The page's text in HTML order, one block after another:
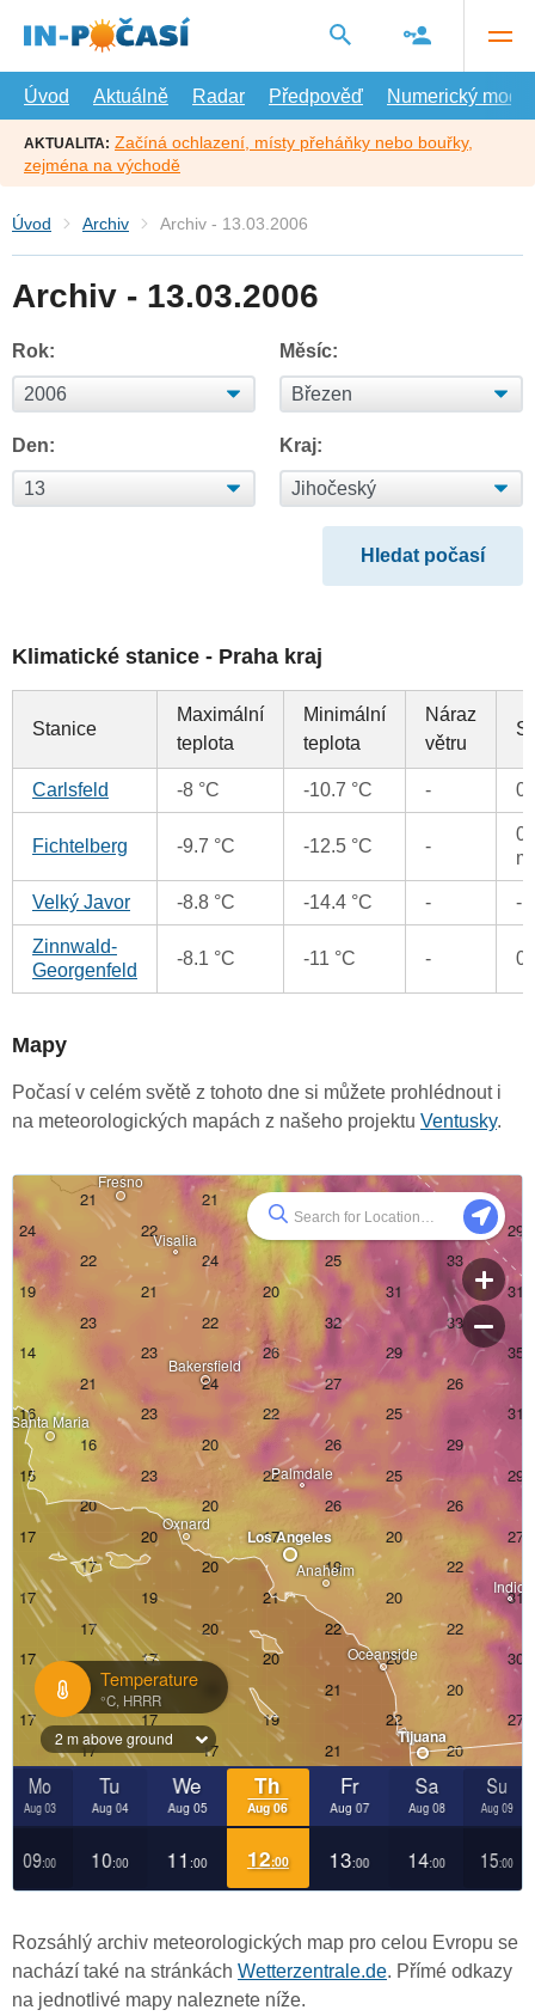
hlavní
Úvod
Aktuálně Radar Předpověď Numerický model
AKTUALITA: Začíná ochlazení, místy přeháňky nebo bouřky,
zejména na východě
Úvod Archiv Archiv - 13.03.2006
Archiv - 13.03.2006
Rok: Měsíc:
Den: Kraj:
Klimatické stanice - Praha kraj
Stanice
Maximální
teplota
Minimální
teplota
Náraz
větru
Carlsfeld -8 °C -10.7 °C - 0
Fichtelberg -9.7 °C -12.5 °C -
Velký Javor -8.8 °C -14.4 °C - -
Zinnwald-
Georgenfeld
-8.1 °C -11 °C - 0
Mapy
Počasí v celém světě z tohoto dne si můžete prohlédnout i
na meteorologických mapách z našeho projektu Ventusky.
Rozsáhlý archiv meteorologických map pro celou Evropu se
nachází také na stránkách Wetterzentrale.de. Přímé odkazy
na jednotlivé mapy naleznete níže.